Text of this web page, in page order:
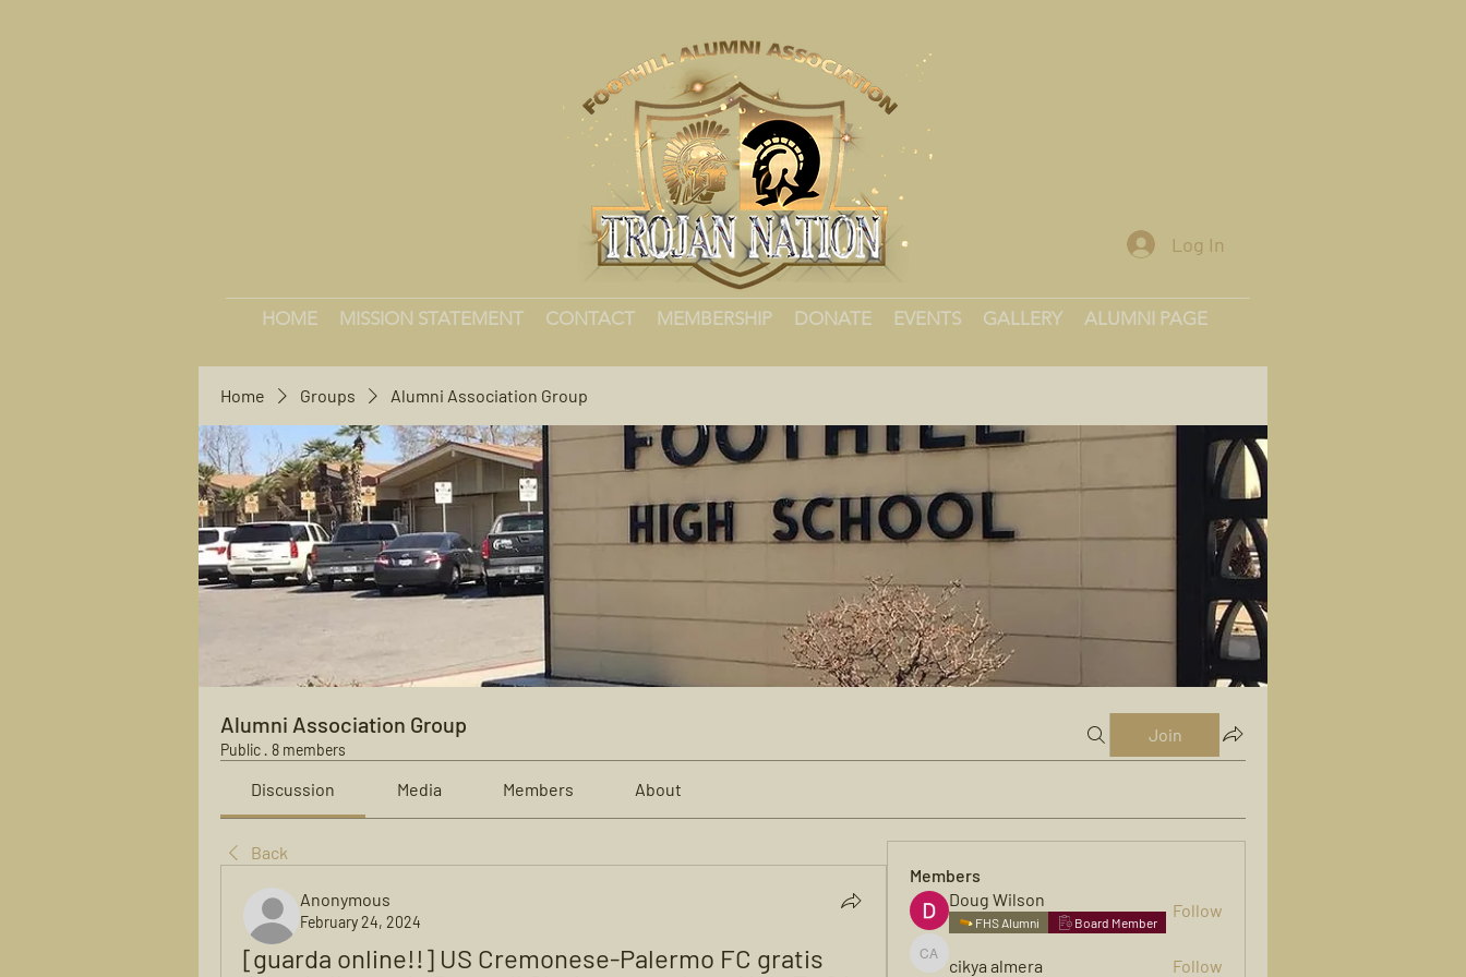
Log In
HOME MISSION STATEMENT CONTACT MEMBERSHIP DONATE EVENTS GALLERY ALUMNI PAGE
Home Groups Alumni Association Group
Alumni Association Group
Public · 8 members
Join
Discussion Media Members About
Back
Anonymous
February 24, 2024
[guarda online!!] US Cremonese-Palermo FC gratis
Members
Doug Wilson
FHS Alumni Board Member
Follow
cikya almera
cikya almera Follow